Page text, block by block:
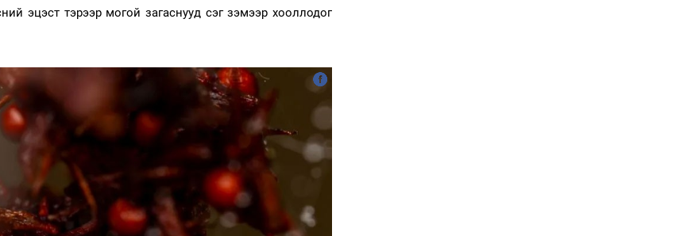
эцэст тэрээр могой загаснууд сэг зэмээр хооллодог